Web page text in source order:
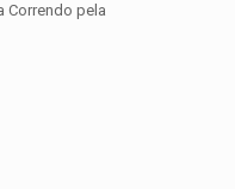
Correndo pela